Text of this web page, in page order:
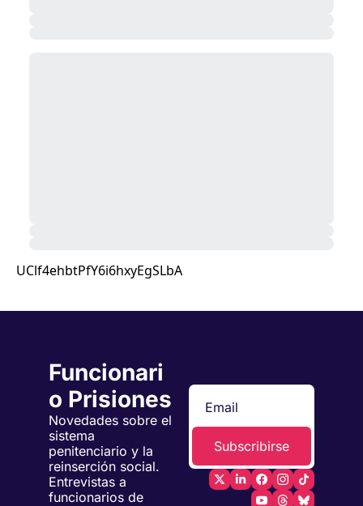
UClf4ehbtPfY6i6hxyEgSLbA
Funcionari
o Prisiones
Novedades sobre el
sistema
penitenciario y la
reinserción social.
Entrevistas a
funcionarios de
Subscribirse